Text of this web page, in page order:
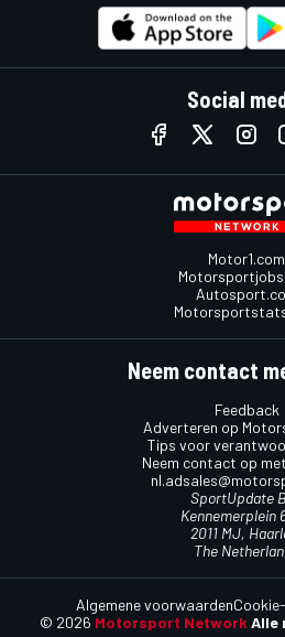
Social
Motor1.com
Neem contact
Feedback
Adverteren op
Tips voor
Neem contact op
SportUpdate
Kennemerplein
2011 MJ,
The
© 2026 Motorsport Network Alle
Algemene voorwaarden